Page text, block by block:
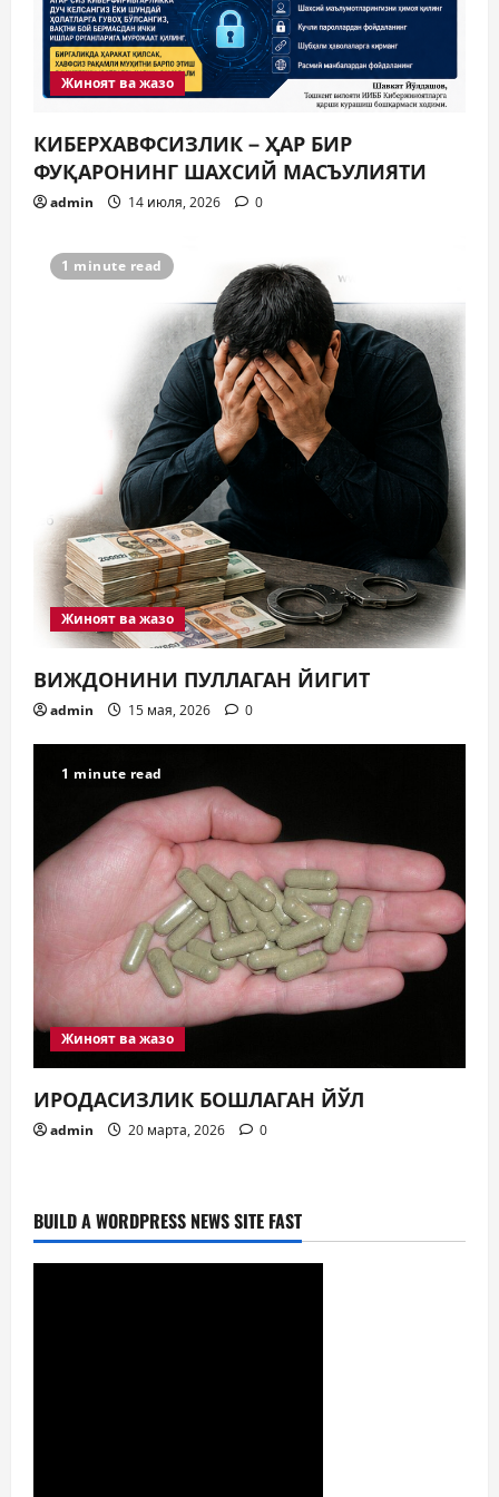
Жиноят ва жазо
КИБЕРХАВФСИЗЛИК – ҲАР БИР
ФУҚАРОНИНГ ШАХСИЙ МАСЪУЛИЯТИ
admin 14 июля, 2026 0
1 minute read
Жиноят ва жазо
ВИЖДОНИНИ ПУЛЛАГАН ЙИГИТ
admin 15 мая, 2026 0
1 minute read
Жиноят ва жазо
ИРОДАСИЗЛИК БОШЛАГАН ЙЎЛ
admin 20 марта, 2026 0
BUILD A WORDPRESS NEWS SITE FAST